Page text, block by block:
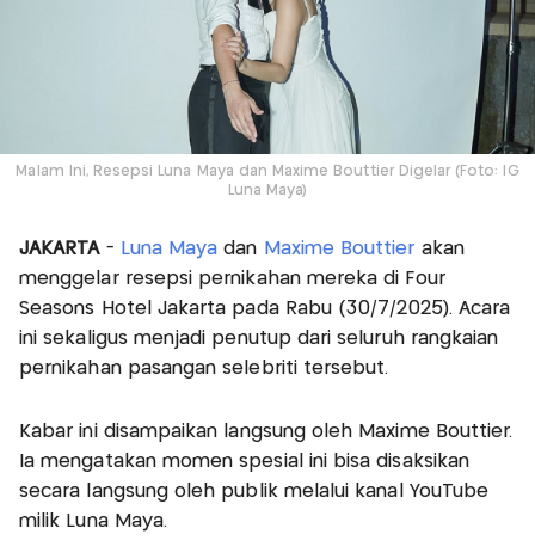
Malam Ini, Resepsi Luna Maya dan Maxime Bouttier Digelar (Foto: IG
Luna Maya)
JAKARTA - Luna Maya dan Maxime Bouttier akan
menggelar resepsi pernikahan mereka di Four
Seasons Hotel Jakarta pada Rabu (30/7/2025). Acara
ini sekaligus menjadi penutup dari seluruh rangkaian
pernikahan pasangan selebriti tersebut.
Kabar ini disampaikan langsung oleh Maxime Bouttier.
Ia mengatakan momen spesial ini bisa disaksikan
secara langsung oleh publik melalui kanal YouTube
milik Luna Maya.